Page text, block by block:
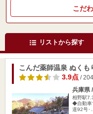
こだ
リストから探す
こんだ薬師温泉 ぬくも
3.9点/
兵庫県
相野駅
◆自動車
道92号･…